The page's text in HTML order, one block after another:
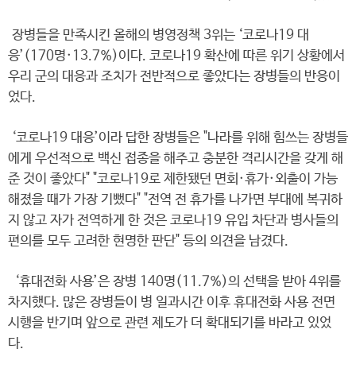
장병들을 만족시킨 올해의 병영정책 3위는 ‘코로나19 대
응’(170명·13.7%)이다. 코로나19 확산에 따른 위기 상황에서
우리 군의 대응과 조치가 전반적으로 좋았다는 장병들의 반응이
었다.
‘코로나19 대응’이라 답한 장병들은 "나라를 위해 힘쓰는 장병들
에게 우선적으로 백신 접종을 해주고 충분한 격리시간을 갖게 해
준 것이 좋았다" "코로나19로 제한됐던 면회·휴가·외출이 가능
해졌을 때가 가장 기뻤다" "전역 전 휴가를 나가면 부대에 복귀하
지 않고 자가 전역하게 한 것은 코로나19 유입 차단과 병사들의
편의를 모두 고려한 현명한 판단" 등의 의견을 남겼다.
‘휴대전화 사용’은 장병 140명(11.7%)의 선택을 받아 4위를
차지했다. 많은 장병들이 병 일과시간 이후 휴대전화 사용 전면
시행을 반기며 앞으로 관련 제도가 더 확대되기를 바라고 있었
다.